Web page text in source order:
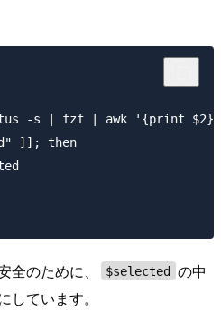
-s | fzf | awk '{print
]]; then
のために、 $selected
の中
ています。